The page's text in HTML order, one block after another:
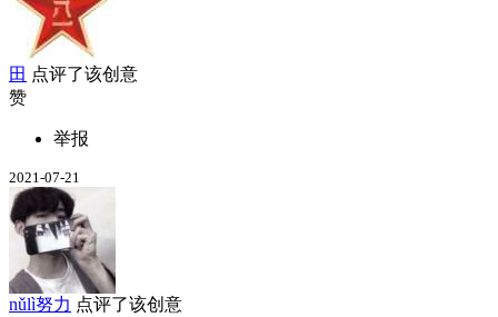
田 点评了该创意
赞
举报
2021-07-21
nǔlì努力 点评了该创意